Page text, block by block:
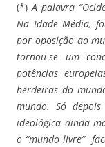
(*)A palavra
Na Idade Média,
por oposição ao
tornou-se um
potências
herdeiras do
mundo. Só
ideológica ainda
o “mundo livre”